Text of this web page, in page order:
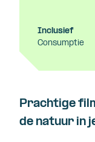
Inclusief
Consumptie
Prachtige
de natuur in